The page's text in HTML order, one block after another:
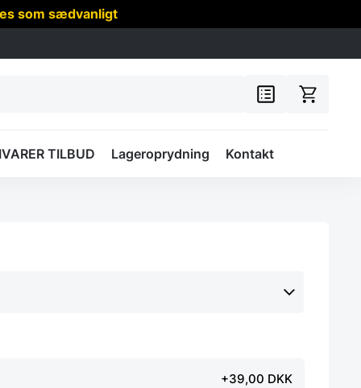
som sædvanligt
TILBUD Lageroprydning Kontakt
+39,00 DKK